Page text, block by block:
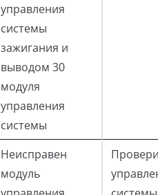
управления
системы
зажигания и
выводом 30
модуля
управления
системы
Неисправен
модуль